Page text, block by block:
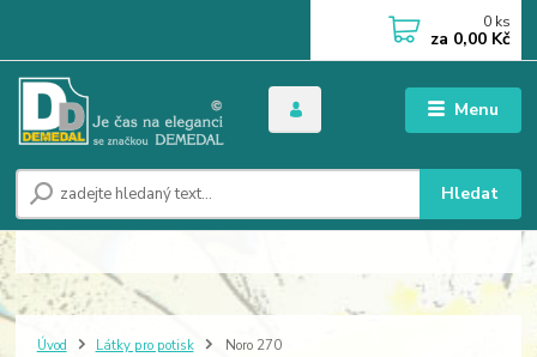
Menu
Hledat
0 ks
za 0,00 Kč
Úvod Látky pro potisk Noro 270